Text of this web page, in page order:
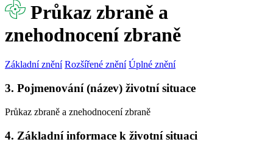
Průkaz zbraně a
znehodnocení zbraně
Základní znění Rozšířené znění Úplné znění
3. Pojmenování (název) životní situace
Průkaz zbraně a znehodnocení zbraně
4. Základní informace k životní situaci